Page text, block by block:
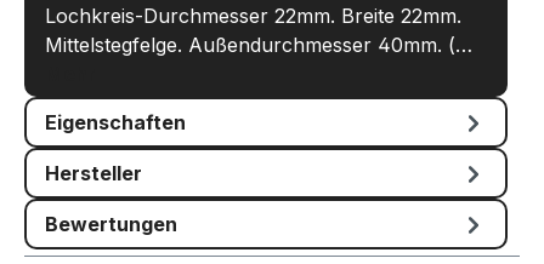
Lochkreis-Durchmesser 22mm. Breite 22mm.
Mittelstegfelge. Außendurchmesser 40mm. (…
Eigenschaften
Hersteller
Bewertungen